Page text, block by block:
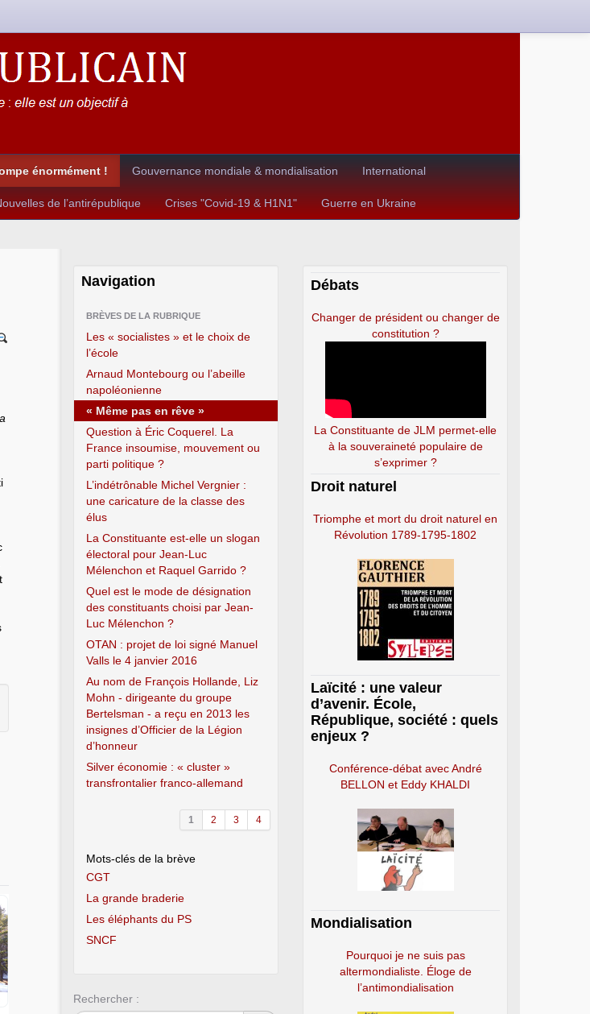
énormément ! Gouvernance mondiale & mondialisation International
de l’antirépublique Crises "Covid-19 & H1N1" Guerre en Ukraine
Navigation
BRÈVES DE LA RUBRIQUE
Les « socialistes » et le choix de
l’école
Arnaud Montebourg ou l’abeille
napoléonienne
« Même pas en rêve »
Question à Éric Coquerel. La
France insoumise, mouvement ou
parti politique ?
L’indétrônable Michel Vergnier :
une caricature de la classe des
élus
La Constituante est-elle un slogan
électoral pour Jean-Luc
Mélenchon et Raquel Garrido ?
Quel est le mode de désignation
des constituants choisi par Jean-
Luc Mélenchon ?
OTAN : projet de loi signé Manuel
Valls le 4 janvier 2016
Au nom de François Hollande, Liz
Mohn - dirigeante du groupe
Bertelsman - a reçu en 2013 les
insignes d’Officier de la Légion
d’honneur
Silver économie : « cluster »
transfrontalier franco-allemand
1 2 3 4
Mots-clés de la brève
CGT
La grande braderie
Les éléphants du PS
SNCF
Rechercher :
Débats
Changer de président ou changer de
constitution ?
La Constituante de JLM permet-elle
à la souveraineté populaire de
s’exprimer ?
Droit naturel
Triomphe et mort du droit naturel en
Révolution 1789-1795-1802
Laïcité : une valeur
d’avenir. École,
République, société : quels
enjeux ?
Conférence-débat avec André
BELLON et Eddy KHALDI
Mondialisation
Pourquoi je ne suis pas
altermondialiste. Éloge de
l’antimondialisation